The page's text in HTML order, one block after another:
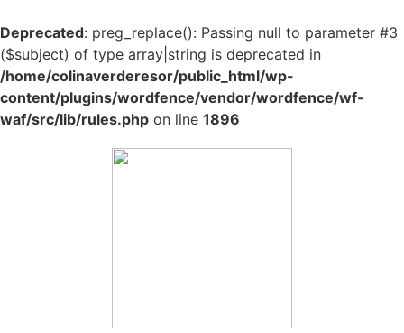
Deprecated: preg_replace(): Passing null to parameter #3
($subject) of type array|string is deprecated in
/home/colinaverderesor/public_html/wp-
content/plugins/wordfence/vendor/wordfence/wf-
waf/src/lib/rules.php on line 1896